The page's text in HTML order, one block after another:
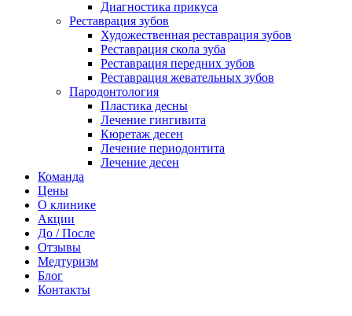
Диагностика прикуса
Реставрация зубов
Художественная реставрация зубов
Реставрация скола зуба
Реставрация передних зубов
Реставрация жевательных зубов
Пародонтология
Пластика десны
Лечение гингивита
Кюретаж десен
Лечение периодонтита
Лечение десен
Команда
Цены
О клинике
Акции
До / После
Отзывы
Медтуризм
Блог
Контакты